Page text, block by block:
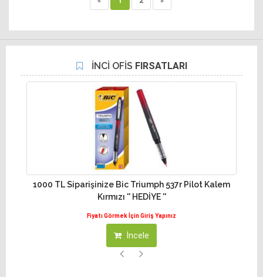
İNCİ OFİS FIRSATLARI
1000 TL Siparişinize Bic Triumph 537r Pilot Kalem
Kırmızı '' HEDİYE ''
Fiyatı Görmek İçin Giriş Yapınız
İncele